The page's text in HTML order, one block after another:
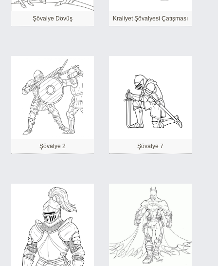
Şövalye Dövüş Kraliyet Şövalyesi Çatışması
Şövalye 2 Şövalye 7